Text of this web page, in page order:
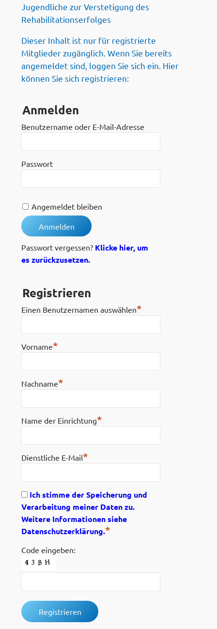
Jugendliche zur Verstetigung des
Rehabilitationserfolges
Dieser Inhalt ist nur für registrierte
Mitglieder zugänglich. Wenn Sie bereits
angemeldet sind, loggen Sie sich ein. Hier
können Sie sich registrieren:
Anmelden
Benutzername oder E-Mail-Adresse
Passwort
Angemeldet bleiben
Passwort vergessen? Klicke hier, um
es zurückzusetzen.
Registrieren
Einen Benutzernamen auswählen*
Vorname*
Nachname*
Name der Einrichtung*
Dienstliche E-Mail*
Ich stimme der Speicherung und
Verarbeitung meiner Daten zu.
Weitere Informationen siehe
Datenschutzerklärung.*
Code eingeben: